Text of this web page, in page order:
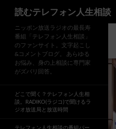
読むテレフォン人生相談
ニッポン放送ラジオの最長寿
番組「テレフォン人生相談」
のファンサイト。文字起こし
&コメントブログ。 あらゆる
お悩み、身の上相談に専門家
がズバリ回答。
どこで聞く？テレフォン人生相
談。RADIKO(ラジコ)で聞けるラ
ジオ放送局と放送時間
テレフォン人生相談の番組パー